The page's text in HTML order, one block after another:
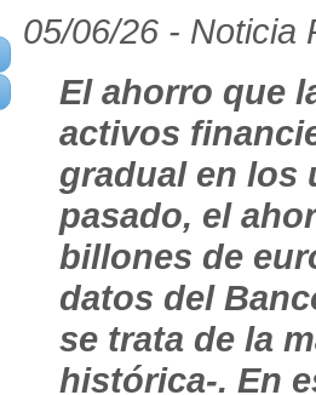
05/06/26 - Noticia
El ahorro que
activos
gradual en los
pasado, el
billones de
datos del
se trata de la
histórica-. En